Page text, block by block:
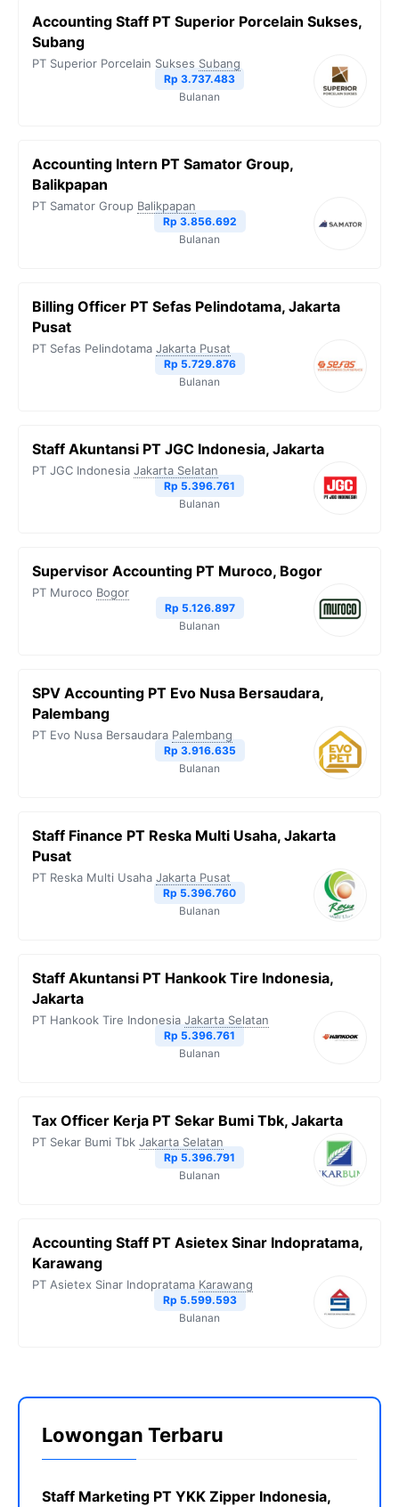
Accounting Staff PT Superior Porcelain Sukses,
Subang
PT Superior Porcelain Sukses Subang
Rp 3.737.483
Bulanan
Accounting Intern PT Samator Group,
Balikpapan
PT Samator Group Balikpapan
Rp 3.856.692
Bulanan
Billing Officer PT Sefas Pelindotama, Jakarta
Pusat
PT Sefas Pelindotama Jakarta Pusat
Rp 5.729.876
Bulanan
Staff Akuntansi PT JGC Indonesia, Jakarta
PT JGC Indonesia Jakarta Selatan
Rp 5.396.761
Bulanan
Supervisor Accounting PT Muroco, Bogor
PT Muroco Bogor
Rp 5.126.897
Bulanan
SPV Accounting PT Evo Nusa Bersaudara,
Palembang
PT Evo Nusa Bersaudara Palembang
Rp 3.916.635
Bulanan
Staff Finance PT Reska Multi Usaha, Jakarta
Pusat
PT Reska Multi Usaha Jakarta Pusat
Rp 5.396.760
Bulanan
Staff Akuntansi PT Hankook Tire Indonesia,
Jakarta
PT Hankook Tire Indonesia Jakarta Selatan
Rp 5.396.761
Bulanan
Tax Officer Kerja PT Sekar Bumi Tbk, Jakarta
PT Sekar Bumi Tbk Jakarta Selatan
Rp 5.396.791
Bulanan
Accounting Staff PT Asietex Sinar Indopratama,
Karawang
PT Asietex Sinar Indopratama Karawang
Rp 5.599.593
Bulanan
Lowongan Terbaru
Staff Marketing PT YKK Zipper Indonesia,